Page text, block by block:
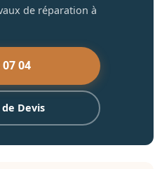
de réparation à
04
Devis